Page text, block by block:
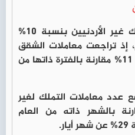
وانخفض عدد معاملات تملك غير الأردنيين بنسبة 10%
إذ تراجعت معاملات الشقق
بنسبة 9%، والأراضي بنسبة 11% مقارنة بالفترة ذاتها من
عدد معاملات التملك لغير
بنسبة 16% مقارنة بالشهر ذاته من العام